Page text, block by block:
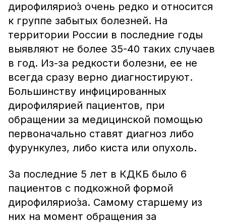
дирофилярио́з очень редко и относится
к группе забытых болезней. На
территории России в последние годы
выявляют не более 35-40 таких случаев
в год. Из-за редкости болезни, ее не
всегда сразу верно диагностируют.
Большинству инфицированных
дирофилярией пациентов, при
обращении за медицинской помощью
первоначально ставят диагноз либо
фурункулез, либо киста или опухоль.
За последние 5 лет в КДКБ было 6
пациентов с подкожной формой
дирофилярио́за. Самому старшему из
них на момент обращения за